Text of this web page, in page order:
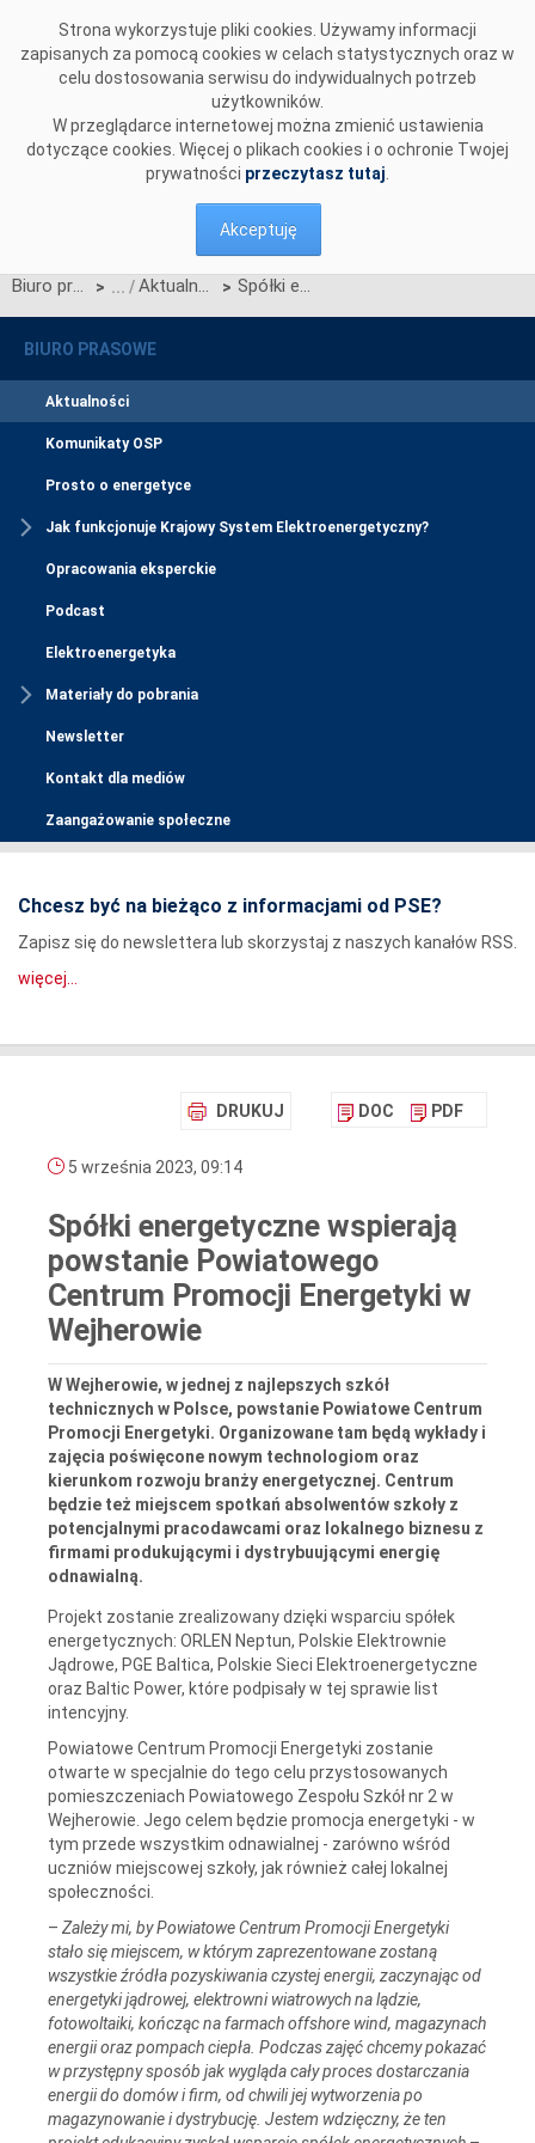
Strona wykorzystuje pliki cookies. Używamy informacji
zapisanych za pomocą cookies w celach statystycznych oraz w
celu dostosowania serwisu do indywidualnych potrzeb
użytkowników.
W przeglądarce internetowej można zmienić ustawienia
dotyczące cookies. Więcej o plikach cookies i o ochronie Twojej
prywatności przeczytasz tutaj
Akceptuję
Biuro prasowe > Aktualności > Spółki energetyczne wspierają powstanie Powiatowego Centrum Promocji Energetyki w Wejherowie
BIURO PRASOWE
Aktualności
Komunikaty OSP
Prosto o energetyce
Jak funkcjonuje Krajowy System Elektroenergetyczny?
Opracowania eksperckie
Podcast
Elektroenergetyka
Materiały do pobrania
Newsletter
Kontakt dla mediów
Zaangażowanie społeczne
Chcesz być na bieżąco z informacjami od PSE?
Zapisz się do newslettera lub skorzystaj z naszych kanałów RSS.
więcej...
DRUKUJ DOC PDF
5 września 2023, 09:14
Spółki energetyczne wspierają
powstanie Powiatowego
Centrum Promocji Energetyki w
Wejherowie
W Wejherowie, w jednej z najlepszych szkół
technicznych w Polsce, powstanie Powiatowe Centrum
Promocji Energetyki. Organizowane tam będą wykłady i
zajęcia poświęcone nowym technologiom oraz
kierunkom rozwoju branży energetycznej. Centrum
będzie też miejscem spotkań absolwentów szkoły z
potencjalnymi pracodawcami oraz lokalnego biznesu z
firmami produkującymi i dystrybuującymi energię
odnawialną.
Projekt zostanie zrealizowany dzięki wsparciu spółek
energetycznych: ORLEN Neptun, Polskie Elektrownie
Jądrowe, PGE Baltica, Polskie Sieci Elektroenergetyczne
oraz Baltic Power, które podpisały w tej sprawie list
intencyjny.
Powiatowe Centrum Promocji Energetyki zostanie
otwarte w specjalnie do tego celu przystosowanych
pomieszczeniach Powiatowego Zespołu Szkół nr 2 w
Wejherowie. Jego celem będzie promocja energetyki - w
tym przede wszystkim odnawialnej - zarówno wśród
uczniów miejscowej szkoły, jak również całej lokalnej
społeczności.
– Zależy mi, by Powiatowe Centrum Promocji Energetyki
stało się miejscem, w którym zaprezentowane zostaną
wszystkie źródła pozyskiwania czystej energii, zaczynając od
energetyki jądrowej, elektrowni wiatrowych na lądzie,
fotowoltaiki, kończąc na farmach offshore wind, magazynach
energii oraz pompach ciepła. Podczas zajęć chcemy pokazać
w przystępny sposób jak wygląda cały proces dostarczania
energii do domów i firm, od chwili jej wytworzenia po
magazynowanie i dystrybucję. Jestem wdzięczny, że ten